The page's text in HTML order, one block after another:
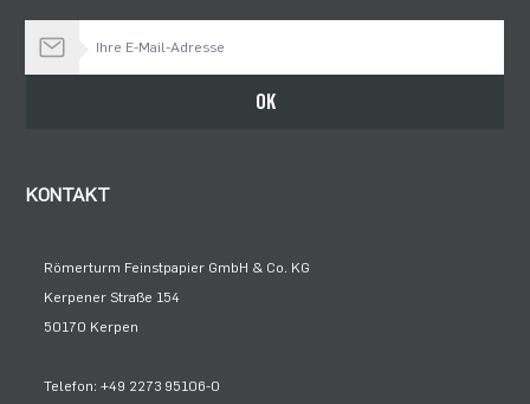
OK
KONTAKT
Römerturm Feinstpapier GmbH & Co. KG
Kerpener Straße 154
50170 Kerpen
Telefon: +49 2273 95106-0